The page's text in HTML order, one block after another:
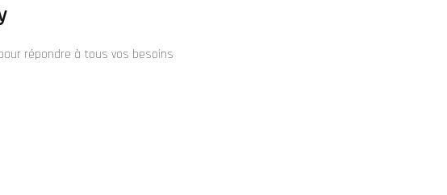
répondre à tous vos besoins